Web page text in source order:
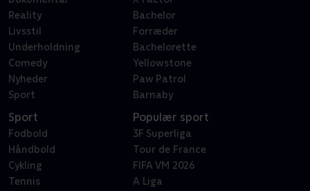
Reality
Livsstil
Underholdning
Comedy
Nyheder
Sport
Bachelor
Forræder
Bachelorette
Yellowstone
Paw Patrol
Barnaby
Sport
Fodbold
Håndbold
Cykling
Tennis
Populær sport
3F Superliga
Tour de France
FIFA VM 2026
A Liga